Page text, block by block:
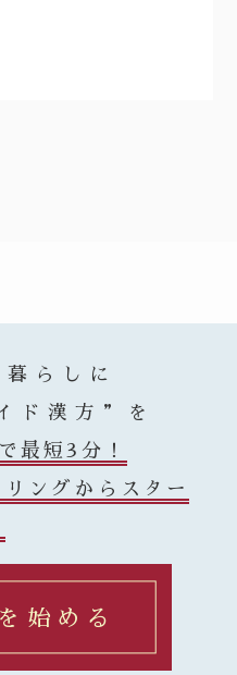
らしに
ド漢方”を
最短3分！
ングからスター
始める